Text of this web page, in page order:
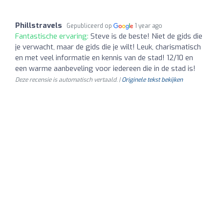
Phillstravels Gepubliceerd op 1 year ago
Fantastische ervaring: Steve is de beste! Niet de gids die
je verwacht, maar de gids die je wilt! Leuk, charismatisch
en met veel informatie en kennis van de stad! 12/10 en
een warme aanbeveling voor iedereen die in de stad is!
Deze recensie is automatisch vertaald. |Originele tekst bekijken